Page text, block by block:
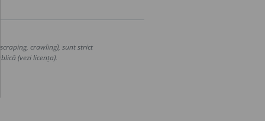
crawling), sunt strict
(vezi licența).